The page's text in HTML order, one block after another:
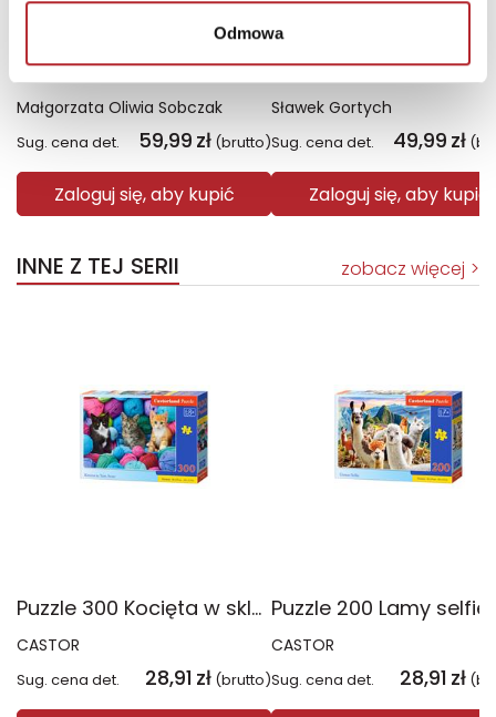
Odmowa
Fiolet. Kolory zła. Tom 7
Małgorzata Oliwia Sobczak
Sug. cena det. 59,99 zł (brutto)
Zaloguj się, aby kupić
Święto Karkonoszy
Sławek Gortych
Sug. cena det. 49,99 zł
Zaloguj się, aby kupić
INNE Z TEJ SERII zobacz więcej
Puzzle 300 Kocięta w sklepie z włóczką B-030477
CASTOR
Sug. cena det. 28,91 zł (brutto)
CASTOR
Sug. cena det. 28,91 zł